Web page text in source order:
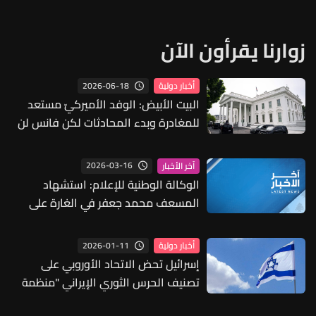
زوارنا يقرأون الآن
أخبار دولية 2026-06-18
البيت الأبيض: الوفد الأميركيّ مستعد
للمغادرة وبدء المحادثات لكن فانس لن
آخر الأخبار 2026-03-16
الوكالة الوطنية للإعلام: استشهاد
المسعف محمد جعفر في الغارة على
أخبار دولية 2026-01-11
إسرائيل تحض الاتحاد الأوروبي على
تصنيف الحرس الثوري الإيراني "منظمة